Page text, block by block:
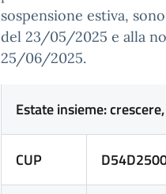
sospensione estiva,
del 23/05/2025 e alla
25/06/2025.
Estate insieme:
CUP